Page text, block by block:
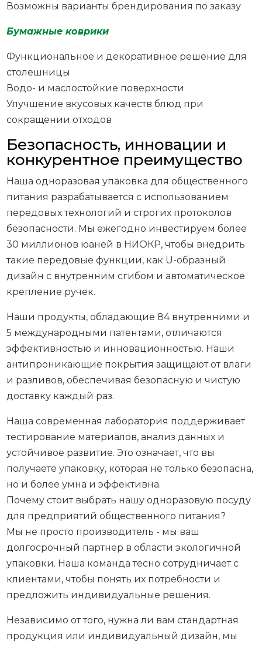
Возможны варианты брендирования по заказу
Бумажные коврики
Функциональное и декоративное решение для
столешницы
Водо- и маслостойкие поверхности
Улучшение вкусовых качеств блюд при
сокращении отходов
Безопасность, инновации и
конкурентное преимущество
Наша одноразовая упаковка для общественного
питания разрабатывается с использованием
передовых технологий и строгих протоколов
безопасности. Мы ежегодно инвестируем более
30 миллионов юаней в НИОКР, чтобы внедрить
такие передовые функции, как U-образный
дизайн с внутренним сгибом и автоматическое
крепление ручек.
Наши продукты, обладающие 84 внутренними и
5 международными патентами, отличаются
эффективностью и инновационностью. Наши
антипроникающие покрытия защищают от влаги
и разливов, обеспечивая безопасную и чистую
доставку каждый раз.
Наша современная лаборатория поддерживает
тестирование материалов, анализ данных и
устойчивое развитие. Это означает, что вы
получаете упаковку, которая не только безопасна,
но и более умна и эффективна.
Почему стоит выбрать нашу одноразовую посуду
для предприятий общественного питания?
Мы не просто производитель - мы ваш
долгосрочный партнер в области экологичной
упаковки. Наша команда тесно сотрудничает с
клиентами, чтобы понять их потребности и
предложить индивидуальные решения.
Независимо от того, нужна ли вам стандартная
продукция или индивидуальный дизайн, мы